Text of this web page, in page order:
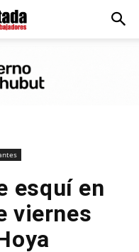
esquí en
viernes